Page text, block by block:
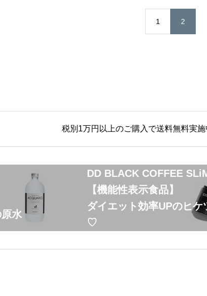
1 2
税別1万円以上のご購入で送料無料実施
水
DD BLACK COFFEE
【機能性表示食品】
ダイエット効率UPのヒケ
♡